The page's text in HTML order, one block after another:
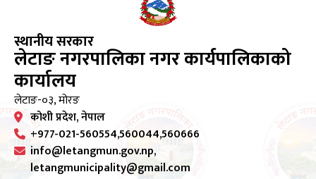
स्थानीय सरकार
लेटाङ नगरपालिका नगर कार्यपालिकाको
कार्यालय
लेटाङ-०३, मोरङ
कोशी प्रदेश, नेपाल
+977-021-560554,560044,560666
info@letangmun.gov.np,
letangmunicipality@gmail.com